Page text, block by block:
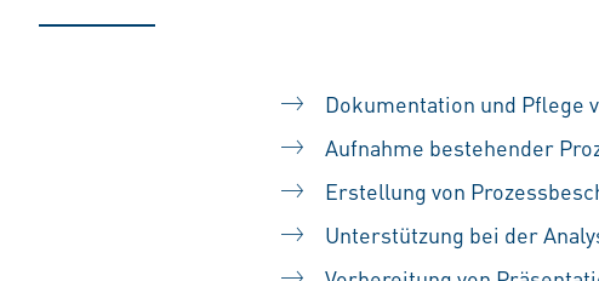
Dokumentation und Pflege
Aufnahme bestehender
Erstellung von
Unterstützung bei der